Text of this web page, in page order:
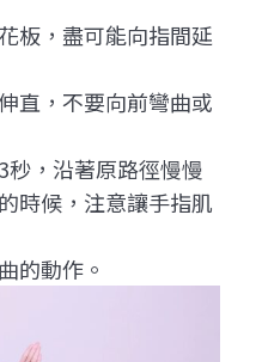
板，盡可能向指間延
直，不要向前彎曲或
，沿著原路徑慢慢
時候，注意讓手指肌
的動作。